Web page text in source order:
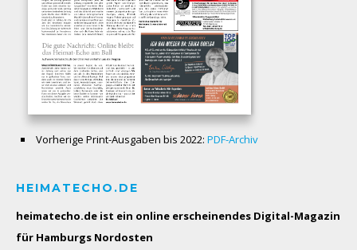
Vorherige Print-Ausgaben bis 2022: PDF-Archiv
HEIMATECHO.DE
heimatecho.de ist ein online erscheinendes Digital-Magazin
für Hamburgs Nordosten